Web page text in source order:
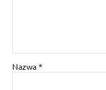
Nazwa *